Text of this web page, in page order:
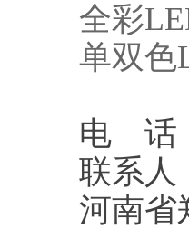
全彩
单双色
电 话
联系人
河南省